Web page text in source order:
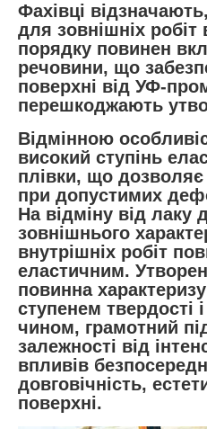
Фахівці
для зовнішніх
порядку повинен
речовини, що
поверхні від УФ-
перешкоджають
Відмінною
високий ступінь
плівки, що дозволяє
при допустимих
На відміну від лаку
зовнішнього
внутрішніх робіт
еластичним.
повинна
ступенем твердості
чином, грамотний
залежності від
впливів
довговічність,
поверхні.